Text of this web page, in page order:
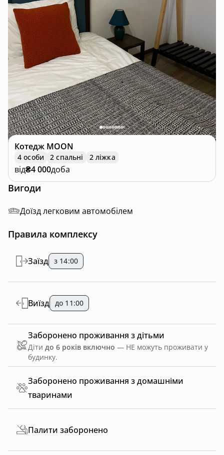
Котедж MOON
4 особи 2 спальні 2 ліжка
від₴4 000доба
Вигоди
Доїзд легковим автомобілем
Правила комплексу
Заборонено проживання з домашніми
тваринами
Заїзд з 14:00
Виїзд до 11:00
Заборонено проживання з дітьми
Діти до 6 років включно — НЕ можуть проживати у
будинку.
Палити заборонено